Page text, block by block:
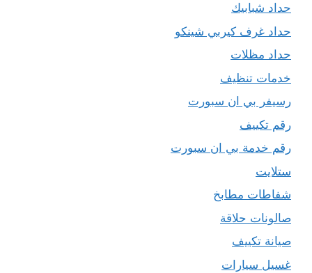
حداد شبابيك
حداد غرف كيربي شينكو
حداد مظلات
خدمات تنظيف
رسيفر بي ان سبورت
رقم تكييف
رقم خدمة بي ان سبورت
ستلايت
شفاطات مطابخ
صالونات حلاقة
صيانة تكييف
غسيل سيارات